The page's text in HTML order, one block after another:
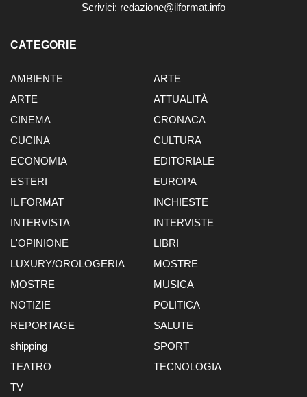
Scrivici: redazione@ilformat.info
CATEGORIE
AMBIENTE
ARTE
ARTE
ATTUALITÀ
CINEMA
CRONACA
CUCINA
CULTURA
ECONOMIA
EDITORIALE
ESTERI
EUROPA
IL FORMAT
INCHIESTE
INTERVISTA
INTERVISTE
L'OPINIONE
LIBRI
LUXURY/OROLOGERIA
MOSTRE
MOSTRE
MUSICA
NOTIZIE
POLITICA
REPORTAGE
SALUTE
shipping
SPORT
TEATRO
TECNOLOGIA
TV